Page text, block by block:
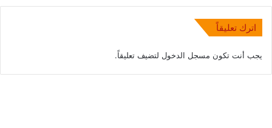
اترك تعليقاً
يجب أنت تكون مسجل الدخول لتضيف تعليقاً.